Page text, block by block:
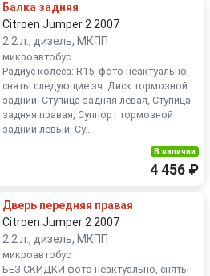
Балка задняя
Citroen Jumper 2 2007
2.2 л., дизель, МКПП
микроавтобус
Радиус колеса: R15, фото неактуально,
сняты следующие зч: Диск тормозной
задний, Ступица задняя левая, Ступица
задняя правая, Суппорт тормозной
задний левый, Су...
В наличии
4 456 ₽
Дверь передняя правая
Citroen Jumper 2 2007
2.2 л., дизель, МКПП
микроавтобус
БЕЗ СКИДКИ фото неактуально, сняты